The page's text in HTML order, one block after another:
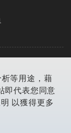
等用途，藉
即代表您同意
以獲得更多